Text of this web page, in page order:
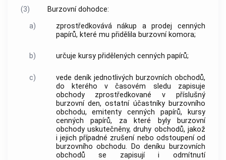
(3)
Burzovní dohodce:
a)
zprostředkovává nákup a prodej cenných
papírů, které mu přidělila burzovní komora;
b) určuje kursy přidělených cenných papírů;
c) vede deník jednotlivých burzovních obchodů,
do kterého v časovém sledu zapisuje
obchody zprostředkované v příslušný
burzovní den, ostatní účastníky burzovního
obchodu, emitentycenných papírů, kursy
cenných papírů, za které byly
burzovní
obchodyuskutečněny, druhy obchodů, jakož
i jejich případné zrušení nebo odstoupení od
burzovního obchodu. Do deníku
burzovních
obchodů se zapisují i odmítnutí